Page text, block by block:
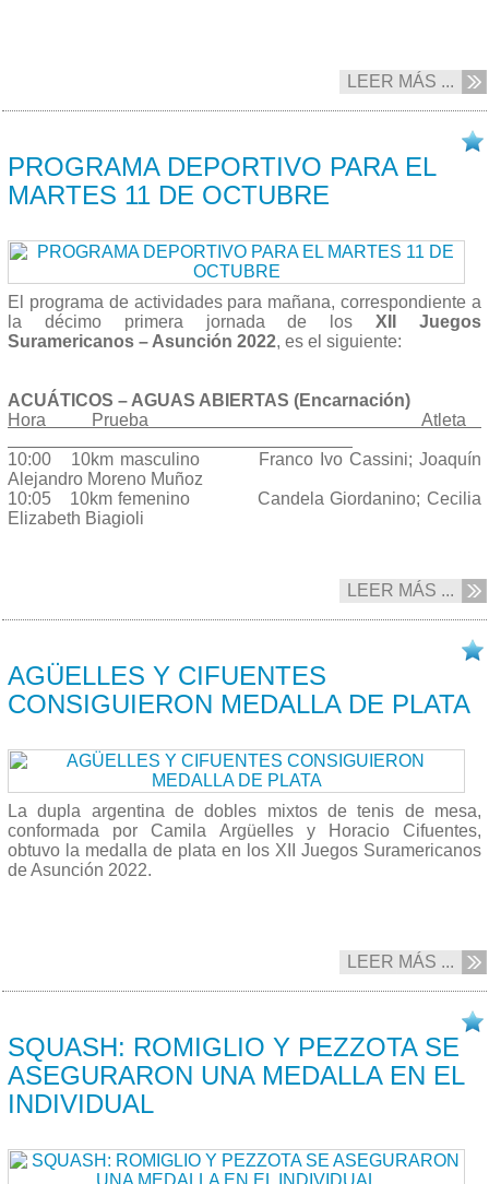
LEER MÁS ...
PROGRAMA DEPORTIVO PARA EL
MARTES 11 DE OCTUBRE
El programa de actividades para mañana, correspondiente a
la décimo primera jornada de losXII Juegos
Suramericanos – Asunción 2022, es el siguiente:
ACUÁTICOS – AGUAS ABIERTAS (Encarnación)
Hora Prueba Atleta
10:00 10km masculino Franco Ivo Cassini; Joaquín
Alejandro Moreno Muñoz
10:05 10km femenino Candela Giordanino; Cecilia
Elizabeth Biagioli
LEER MÁS ...
AGÜELLES Y CIFUENTES
CONSIGUIERON MEDALLA DE PLATA
La dupla argentina de dobles mixtos de tenis de mesa,
conformada por Camila Argüelles y Horacio Cifuentes,
obtuvo la medalla de plata en los XII Juegos Suramericanos
de Asunción 2022.
LEER MÁS ...
SQUASH: ROMIGLIO Y PEZZOTA SE
ASEGURARON UNA MEDALLA EN EL
INDIVIDUAL